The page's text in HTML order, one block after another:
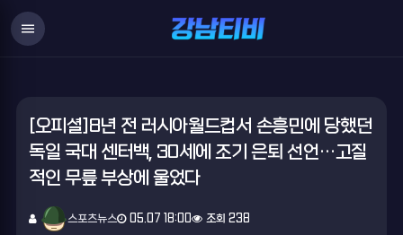
menu
[오피셜]8년 전 러시아월드컵서 손흥민에 당했던
독일 국대 센터백, 30세에 조기 은퇴 선언…고질
적인 무릎 부상에 울었다
스포츠뉴스 05.07 18:00 조회 238